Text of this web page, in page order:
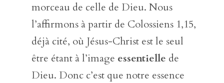
morceau de celle de Dieu. Nous
l’affirmons à partir de Colossiens 1,15,
déjà cité, où Jésus-Christ est le seul
être étant à l’image essentielle de
Dieu. Donc c’est que notre essence